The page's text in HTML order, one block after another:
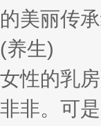
的美丽传
(养生)
女性的乳
非非。可